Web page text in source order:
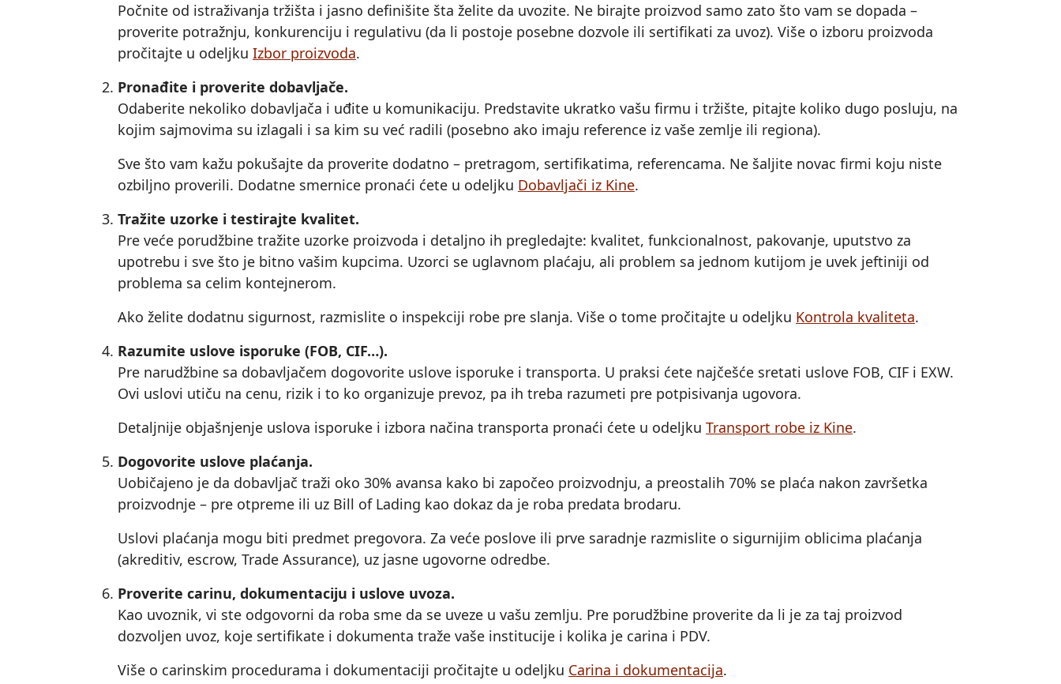
Počnite od istraživanja tržišta i jasno definišite šta želite da uvozite. Ne birajte proizvod samo zato što vam se dopada –
proverite potražnju, konkurenciju i regulativu (da li postoje posebne dozvole ili sertifikati za uvoz). Više o izboru proizvoda
pročitajte u odeljku Izbor proizvoda.
Pronađite i proverite dobavljače.
Odaberite nekoliko dobavljača i uđite u komunikaciju. Predstavite ukratko vašu firmu i tržište, pitajte koliko dugo posluju, na
kojim sajmovima su izlagali i sa kim su već radili (posebno ako imaju reference iz vaše zemlje ili regiona).
Sve što vam kažu pokušajte da proverite dodatno – pretragom, sertifikatima, referencama. Ne šaljite novac firmi koju niste
ozbiljno proverili. Dodatne smernice pronaći ćete u odeljku Dobavljači iz Kine.
Tražite uzorke i testirajte kvalitet.
Pre veće porudžbine tražite uzorke proizvoda i detaljno ih pregledajte: kvalitet, funkcionalnost, pakovanje, uputstvo za
upotrebu i sve što je bitno vašim kupcima. Uzorci se uglavnom plaćaju, ali problem sa jednom kutijom je uvek jeftiniji od
problema sa celim kontejnerom.
Ako želite dodatnu sigurnost, razmislite o inspekciji robe pre slanja. Više o tome pročitajte u odeljku Kontrola kvaliteta.
Razumite uslove isporuke (FOB, CIF…).
Pre narudžbine sa dobavljačem dogovorite uslove isporuke i transporta. U praksi ćete najčešće sretati uslove FOB, CIF i EXW.
Ovi uslovi utiču na cenu, rizik i to ko organizuje prevoz, pa ih treba razumeti pre potpisivanja ugovora.
Detaljnije objašnjenje uslova isporuke i izbora načina transporta pronaći ćete u odeljku Transport robe iz Kine.
Dogovorite uslove plaćanja.
Uobičajeno je da dobavljač traži oko 30% avansa kako bi započeo proizvodnju, a preostalih 70% se plaća nakon završetka
proizvodnje – pre otpreme ili uz Bill of Lading kao dokaz da je roba predata brodaru.
Uslovi plaćanja mogu biti predmet pregovora. Za veće poslove ili prve saradnje razmislite o sigurnijim oblicima plaćanja
(akreditiv, escrow, Trade Assurance), uz jasne ugovorne odredbe.
Proverite carinu, dokumentaciju i uslove uvoza.
Kao uvoznik, vi ste odgovorni da roba sme da se uveze u vašu zemlju. Pre porudžbine proverite da li je za taj proizvod
dozvoljen uvoz, koje sertifikate i dokumenta traže vaše institucije i kolika je carina i PDV.
Više o carinskim procedurama i dokumentaciji pročitajte u odeljku Carina i dokumentacija.